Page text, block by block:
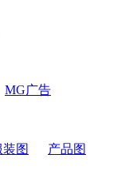
MG广告
装图 产品图